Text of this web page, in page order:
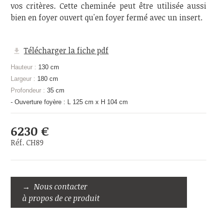
vos critères. Cette cheminée peut être utilisée aussi
bien en foyer ouvert qu'en foyer fermé avec un insert.
Télécharger la fiche pdf
Hauteur : 130 cm
Largeur : 180 cm
Profondeur : 35 cm
- Ouverture foyère : L 125 cm x H 104 cm
6230 €
Réf. CH89
Nous contacter
à propos de ce produit